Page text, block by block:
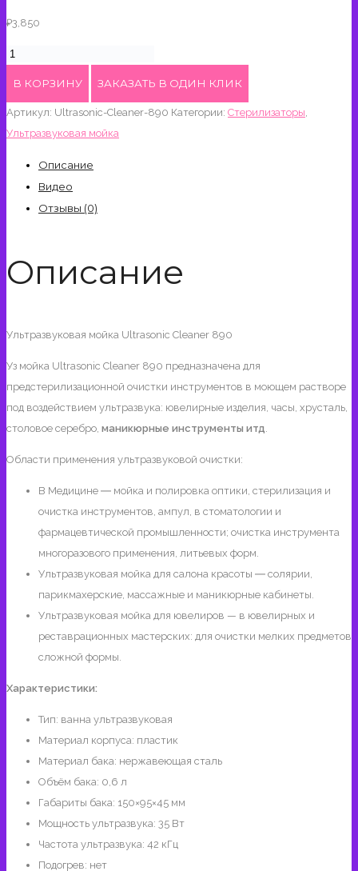
₽3,850
Количество
ванна
Ultrasonic
В КОРЗИНУ ЗАКАЗАТЬ В ОДИН КЛИК
Артикул: Ultrasonic-Cleaner-890 Категории: Стерилизаторы
Ультразвуковая мойка
Описание
Видео
Отзывы (0)
Описание
Ультразвуковая мойка Ultrasonic Cleaner 890
Уз мойка Ultrasonic Cleaner 890 предназначена для
предстерилизационной очистки инструментов в моющем растворе
под воздействием ультразвука: ювелирные изделия, часы, хрусталь,
столовое серебро, маникюрные инструменты итд.
Области применения ультразвуковой очистки:
В Медицине ― мойка и полировка оптики, стерилизация и
очистка инструментов, ампул, в стоматологии и
фармацевтической промышленности; очистка инструмента
многоразового применения, литьевых форм.
Ультразвуковая мойка для салона красоты ― солярии,
парикмахерские, массажные и маникюрные кабинеты.
Ультразвуковая мойка для ювелиров — в ювелирных и
реставрационных мастерских: для очистки мелких предметов
сложной формы.
Характеристики:
Тип: ванна ультразвуковая
Материал корпуса: пластик
Материал бака: нержавеющая сталь
Объём бака: 0,6 л
Габариты бака: 150×95×45 мм
Мощность ультразвука: 35 Вт
Частота ультразвука: 42 кГц
Подогрев: нет